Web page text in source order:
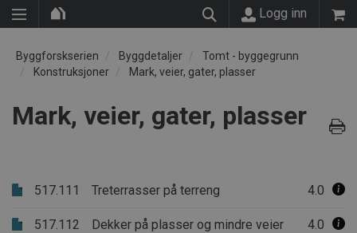
Logg inn
Byggforskserien Byggdetaljer
Tomt - byggegrunn
Konstruksjoner
Mark, veier, gater, plasser
Mark, veier, gater, plasser
517.111 Treterrasser på terreng 4.0
517.112 Dekker på plasser og mindre veier 4.0